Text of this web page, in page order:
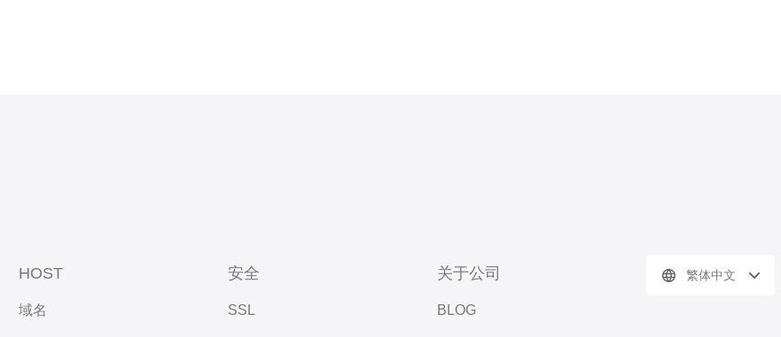
HOST
域名
安全
SSL
关于公司
BLOG
繁体中文